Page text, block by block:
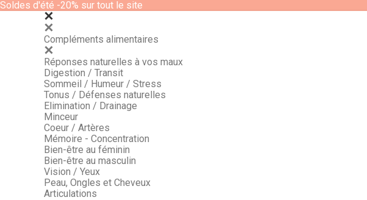
Soldes d'été -20% sur tout le site
Compléments alimentaires
Réponses naturelles à vos maux
Digestion / Transit
Sommeil / Humeur / Stress
Tonus / Défenses naturelles
Elimination / Drainage
Minceur
Coeur / Artères
Mémoire - Concentration
Bien-être au féminin
Bien-être au masculin
Vision / Yeux
Peau, Ongles et Cheveux
Articulations